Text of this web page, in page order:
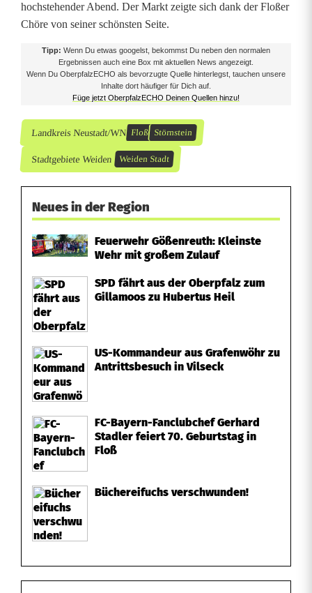
hochstehender Abend. Der Markt zeigte sich dank der Floßer
Chöre von seiner schönsten Seite.
Tipp: Wenn Du etwas googelst, bekommst Du neben den normalen
Ergebnissen auch eine Box mit aktuellen News angezeigt.
Wenn Du OberpfalzECHO als bevorzugte Quelle hinterlegst, tauchen unsere
Inhalte dort häufiger für Dich auf.
Füge jetzt OberpfalzECHO Deinen Quellen hinzu!
Landkreis Neustadt/WN Floß Störnstein
Stadtgebiete Weiden Weiden Stadt
Neues in der Region
Feuerwehr Gößenreuth: Kleinste
Wehr mit großem Zulauf
SPD fährt aus der Oberpfalz zum
Gillamoos zu Hubertus Heil
US-Kommandeur aus Grafenwöhr zu
Antrittsbesuch in Vilseck
FC-Bayern-Fanclubchef Gerhard
Stadler feiert 70. Geburtstag in
Floß
Büchereifuchs verschwunden!